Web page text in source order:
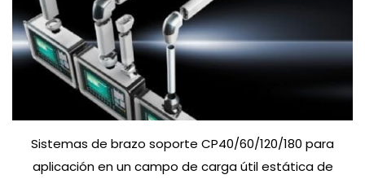
Sistemas de brazo soporte CP40/60/120/180 para
aplicación en un campo de carga útil estática de